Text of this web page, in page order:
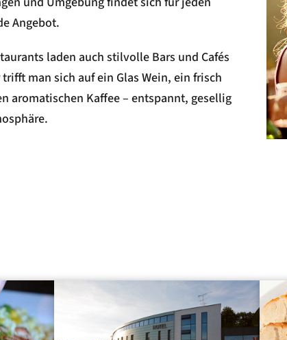
Angebot.
laden auch stilvolle Bars und Cafés
man sich auf ein Glas Wein, ein frisch
aromatischen Kaffee – entspannt, gesellig